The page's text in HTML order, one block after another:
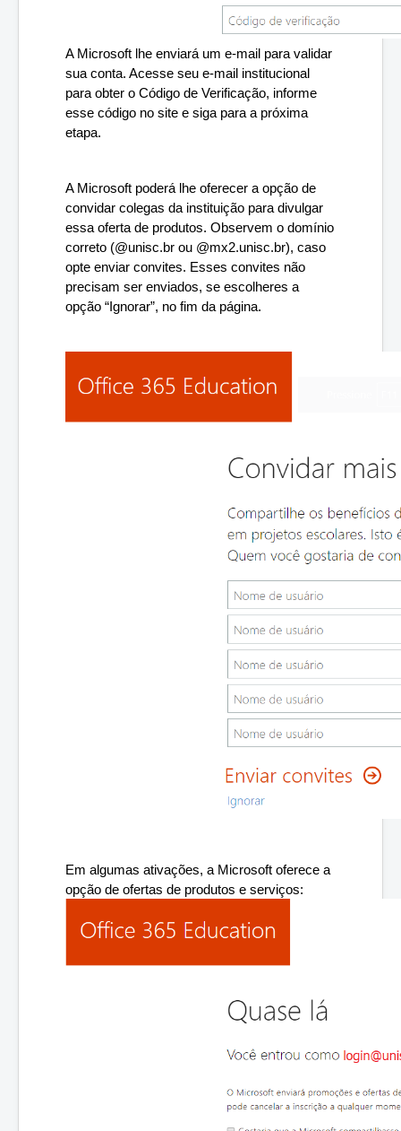
A Microsoft lhe enviará um e-mail para validar
sua conta. Acesse seu e-mail institucional
para obter o Código de Verificação, informe
esse código no site e siga para a próxima
etapa.
A Microsoft poderá lhe oferecer a opção de
convidar colegas da instituição para divulgar
essa oferta de produtos. Observem o domínio
correto (@unisc.br ou @mx2.unisc.br), caso
opte enviar convites. Esses convites não
precisam ser enviados, se escolheres a
opção “Ignorar”, no fim da página.
Em algumas ativações, a Microsoft oferece a
opção de ofertas de produtos e serviços: